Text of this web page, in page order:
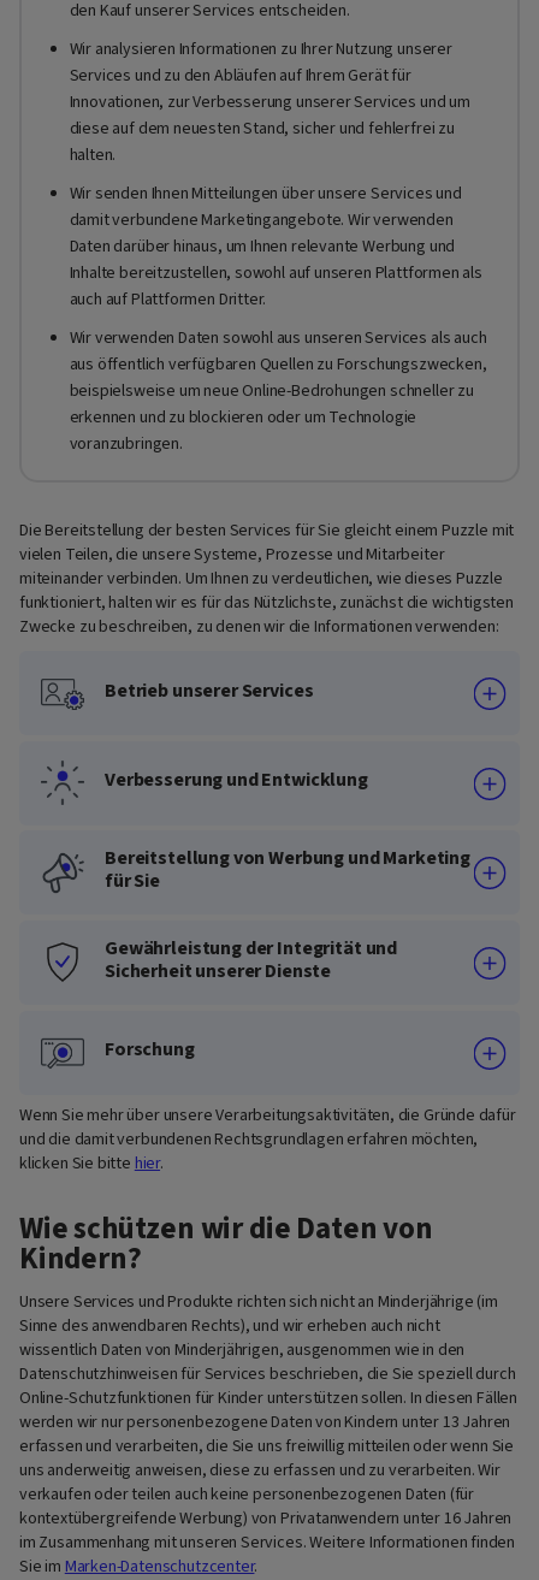
den Kauf unserer Services entscheiden.
Wir analysieren Informationen zu Ihrer Nutzung unserer
Services und zu den Abläufen auf Ihrem Gerät für
Innovationen, zur Verbesserung unserer Services und um
diese auf dem neuesten Stand, sicher und fehlerfrei zu
halten.
Wir senden Ihnen Mitteilungen über unsere Services und
damit verbundene Marketingangebote. Wir verwenden
Daten darüber hinaus, um Ihnen relevante Werbung und
Inhalte bereitzustellen, sowohl auf unseren Plattformen als
auch auf Plattformen Dritter.
Wir verwenden Daten sowohl aus unseren Services als auch
aus öffentlich verfügbaren Quellen zu Forschungszwecken,
beispielsweise um neue Online-Bedrohungen schneller zu
erkennen und zu blockieren oder um Technologie
voranzubringen.
Die Bereitstellung der besten Services für Sie gleicht einem Puzzle mit
vielen Teilen, die unsere Systeme, Prozesse und Mitarbeiter
miteinander verbinden. Um Ihnen zu verdeutlichen, wie dieses Puzzle
funktioniert, halten wir es für das Nützlichste, zunächst die wichtigsten
Zwecke zu beschreiben, zu denen wir die Informationen verwenden:
Betrieb unserer Services
Verbesserung und Entwicklung
Bereitstellung von Werbung und Marketing
für Sie
Gewährleistung der Integrität und
Sicherheit unserer Dienste
Forschung
Wenn Sie mehr über unsere Verarbeitungsaktivitäten, die Gründe dafür
und die damit verbundenen Rechtsgrundlagen erfahren möchten,
klicken Sie bitte hier.
Wie schützen wir die Daten von
Kindern?
Unsere Services und Produkte richten sich nicht an Minderjährige (im
Sinne des anwendbaren Rechts), und wir erheben auch nicht
wissentlich Daten von Minderjährigen, ausgenommen wie in den
Datenschutzhinweisen für Services beschrieben, die Sie speziell durch
Online-Schutzfunktionen für Kinder unterstützen sollen. In diesen Fällen
werden wir nur personenbezogene Daten von Kindern unter 13 Jahren
erfassen und verarbeiten, die Sie uns freiwillig mitteilen oder wenn Sie
uns anderweitig anweisen, diese zu erfassen und zu verarbeiten. Wir
verkaufen oder teilen auch keine personenbezogenen Daten (für
kontextübergreifende Werbung) von Privatanwendern unter 16 Jahren
im Zusammenhang mit unseren Services. Weitere Informationen finden
Sie im Marken-Datenschutzcenter.